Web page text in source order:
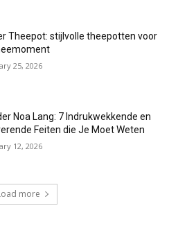
Theepot: stijlvolle theepotten voor
25, 2026
Noa Lang: 7 Indrukwekkende en
Feiten die Je Moet Weten
12, 2026
more